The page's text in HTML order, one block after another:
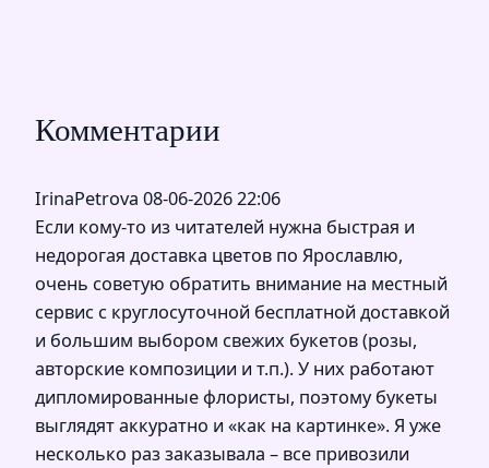
Комментарии
IrinaPetrova 08-06-2026 22:06
Если кому-то из читателей нужна быстрая и
недорогая доставка цветов по Ярославлю,
очень советую обратить внимание на местный
сервис с круглосуточной бесплатной доставкой
и большим выбором свежих букетов (розы,
авторские композиции и т.п.). У них работают
дипломированные флористы, поэтому букеты
выглядят аккуратно и «как на картинке». Я уже
несколько раз заказывала – все привозили